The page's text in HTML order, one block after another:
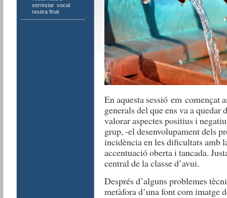
ser/estar, vocal
neutra final
En aquesta sessió em començat
generals del que ens va a quedar
valorar aspectes positius i
grup, -el desenvolupament dels
incidència en les dificultats amb
accentuació oberta i tancada.
central de la classe d’avui.
Després d’alguns problemes
metàfora d’una font com imatge